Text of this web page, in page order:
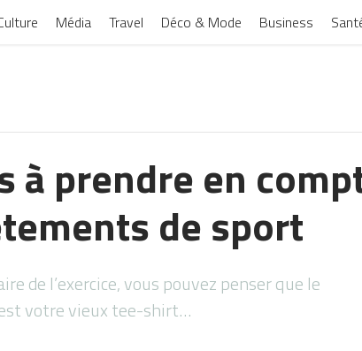
Média Travel Déco & Mode Business
à prendre en
de sport
de l’exercice, vous pouvez penser que le
votre vieux tee-shirt…